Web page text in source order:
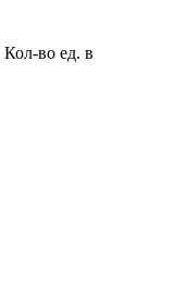
Кол-во ед. в